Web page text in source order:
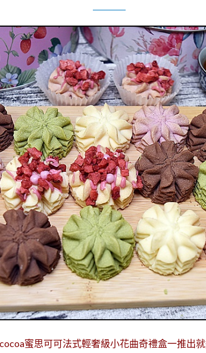
蜜思可可法式輕奢級小花曲奇禮盒一推出